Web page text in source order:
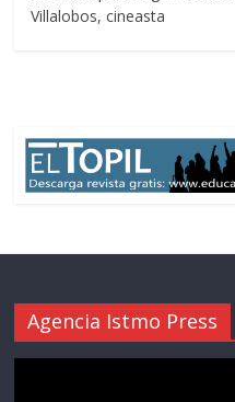
Villalobos, cineasta
Agencia Istmo Press